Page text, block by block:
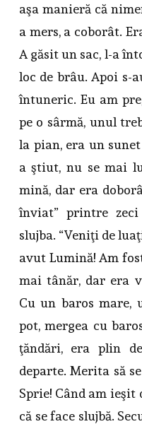
aşa manieră că
a mers, a coborât.
A găsit un sac, l-a
loc de brâu. Apoi s-
întuneric. Eu am
pe o sârmă, unul
la pian, era un
a ştiut, nu se mai
mină, dar era
înviat” printre
slujba. “Veniţi de
avut Lumină! Am
mai tânăr, dar era
Cu un baros mare,
pot, mergea cu
ţăndări, era plin
departe. Merita să
Sprie! Când am ieşit
că se face slujbă.